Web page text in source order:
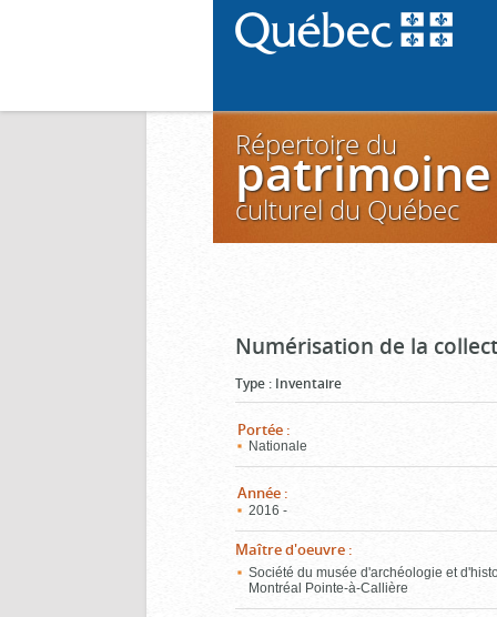
Répertoire du
patrimoine
culturel du Québec
Numérisation de la
Type : Inventaire
Portée :
Nationale
Année :
2016 -
Maître d'oeuvre :
Société du musée d'archéologie et
Montréal Pointe-à-Callière